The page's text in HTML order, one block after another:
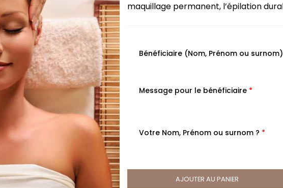
maquillage permanent, l’épilation
Bénéficiaire (Nom, Prénom ou surnom)
Message pour le bénéficiaire*
Votre Nom, Prénom ou surnom ? *
AJOUTER AU PANIER